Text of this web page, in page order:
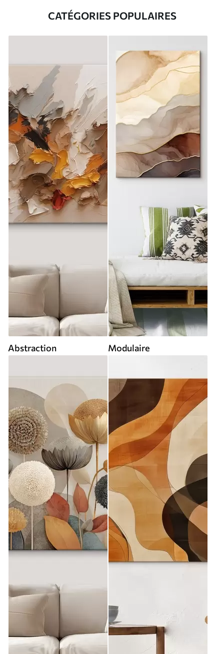
CATÉGORIES POPULAIRES
Abstraction Modulaire